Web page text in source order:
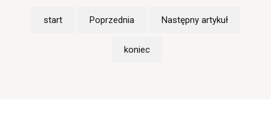
start Poprzednia Następny artykuł
koniec